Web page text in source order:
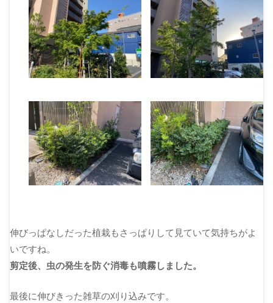
伸びっぱなしだった植栽もさっぱりして見ていて気持ちがよ
いですね。
剪定後、虫の発生を防ぐ消毒も噴霧しました。
最後に伸びきった雑草の刈り込みです。